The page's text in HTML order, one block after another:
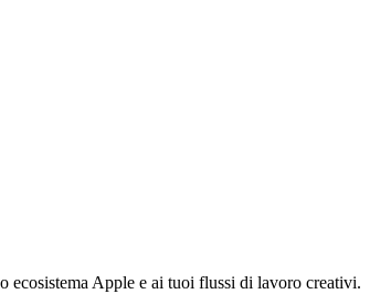
ecosistema Apple e ai tuoi flussi di lavoro creativi.